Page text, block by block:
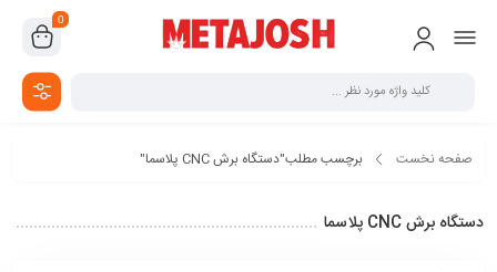
0
صفحه نخست برچسب مطلب"دستگاه برش CNC پلاسما"
دستگاه برش CNC پلاسما